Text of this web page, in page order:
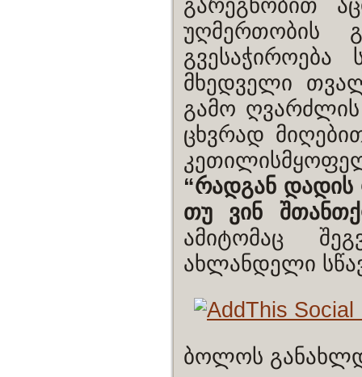
გარეგნობით
უღმერთობის
მხედველი
გამო
ცხვრად
“რადგან
თუ ვინ
ამიტომაც
ახლანდელი
ბოლოს